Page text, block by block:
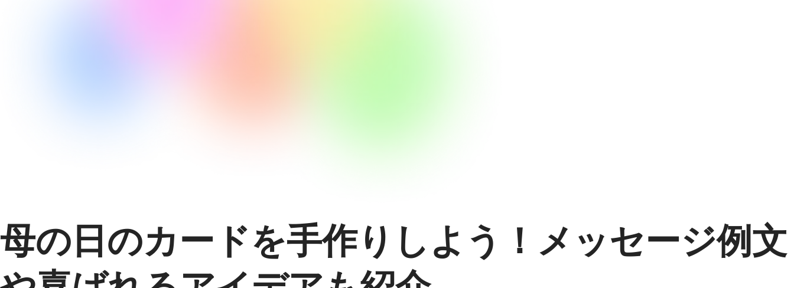
母の日のカードを手作りしよう！メッセージ例文